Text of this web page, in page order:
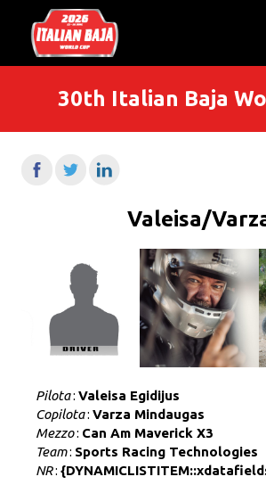
30th Italian Baja
Valeisa/
Pilota: Valeisa Egidijus
Copilota: Varza Mindaugas
Mezzo: Can Am Maverick X3
Team: Sports Racing Technologies
NR: